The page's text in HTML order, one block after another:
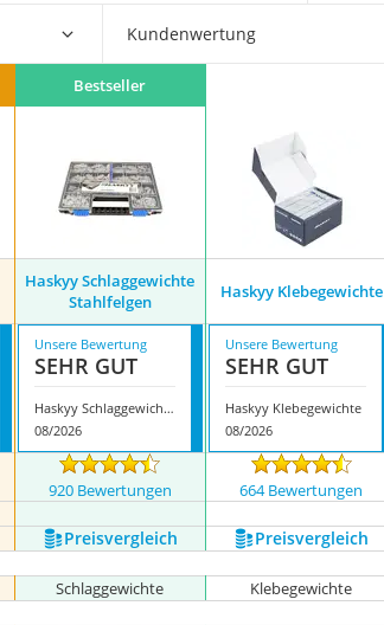
Kundenwertung
Bestseller
Haskyy Schlaggewichte
Stahlfelgen
Haskyy Klebegewichte
Unsere Bewertung
SEHR GUT
Haskyy Schlaggewichte Stahlfelgen
08/2026
Unsere Bewertung
SEHR GUT
Haskyy Klebegewichte
08/2026
920 Bewertungen 664 Bewertungen
Preis­vergleich Preis­vergleich
Schlaggewichte Klebegewichte